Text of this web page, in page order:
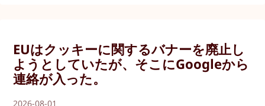
EUはクッキーに関するバナーを廃止し
ようとしていたが、そこにGoogleから
連絡が入った。
2026-08-01